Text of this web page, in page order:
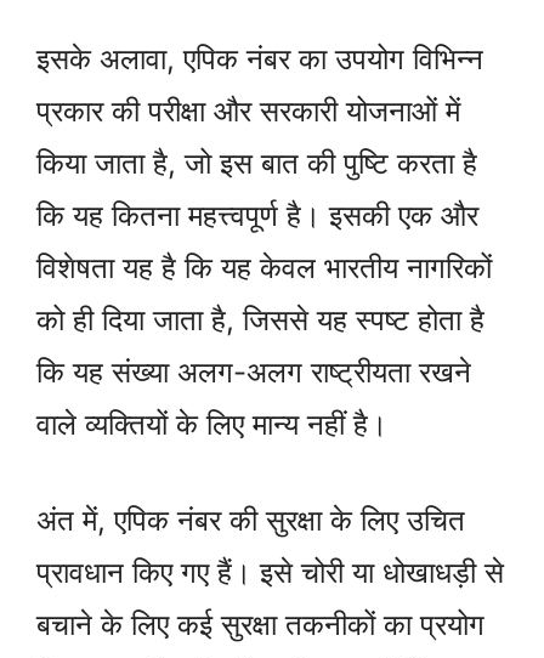
इसके अलावा, एपिक नंबर का उपयोग विभिन्न
प्रकार की परीक्षा और सरकारी योजनाओं में
किया जाता है, जो इस बात की पुष्टि करता है
कि यह कितना महत्त्वपूर्ण है। इसकी एक और
विशेषता यह है कि यह केवल भारतीय नागरिकों
को ही दिया जाता है, जिससे यह स्पष्ट होता है
कि यह संख्या अलग-अलग राष्ट्रीयता रखने
वाले व्यक्तियों के लिए मान्य नहीं है।
अंत में, एपिक नंबर की सुरक्षा के लिए उचित
प्रावधान किए गए हैं। इसे चोरी या धोखाधड़ी से
बचाने के लिए कई सुरक्षा तकनीकों का प्रयोग